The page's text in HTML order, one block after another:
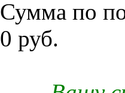
Сумма по
0 руб.